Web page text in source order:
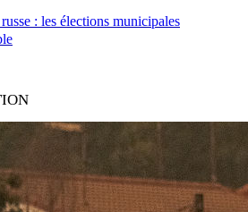
: les élections municipales